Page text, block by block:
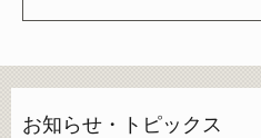
お知らせ・トピックス